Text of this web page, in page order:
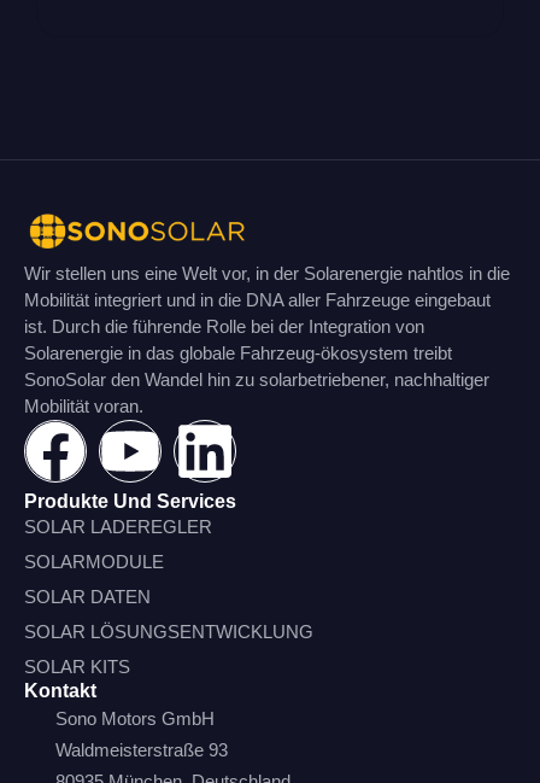
Wir stellen uns eine Welt vor, in der Solarenergie nahtlos in die
Mobilität integriert und in die DNA aller Fahrzeuge eingebaut
ist. Durch die führende Rolle bei der Integration von
Solarenergie in das globale Fahrzeug-ökosystem treibt
SonoSolar den Wandel hin zu solarbetriebener, nachhaltiger
Mobilität voran.
Produkte Und Services
SOLAR LADEREGLER
SOLARMODULE
SOLAR DATEN
SOLAR LÖSUNGSENTWICKLUNG
SOLAR KITS
Kontakt
Sono Motors GmbH
Waldmeisterstraße 93